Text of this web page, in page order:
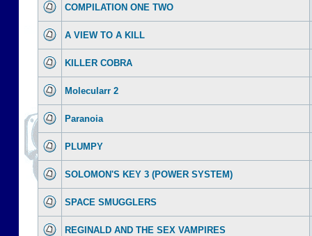
COMPILATION ONE TWO
A VIEW TO A KILL
KILLER COBRA
Molecularr 2
Paranoia
PLUMPY
SOLOMON'S KEY 3 (POWER SYSTEM)
SPACE SMUGGLERS
REGINALD AND THE SEX VAMPIRES